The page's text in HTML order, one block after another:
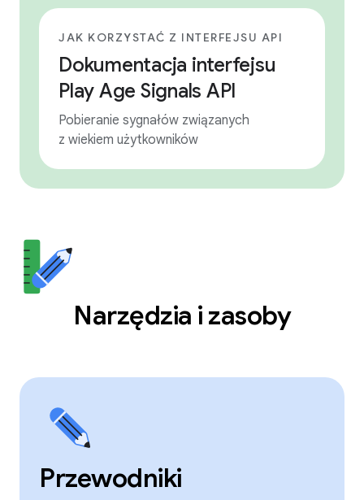
JAK KORZYSTAĆ Z INTERFEJSU API
Dokumentacja interfejsu
Play Age Signals API
Pobieranie sygnałów związanych
z wiekiem użytkowników
Narzędzia i zasoby
Przewodniki